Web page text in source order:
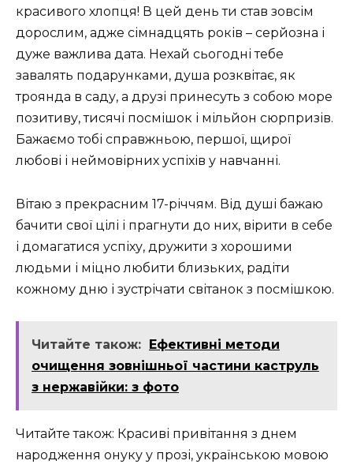
красивого хлопця! В цей день ти став зовсім
дорослим, адже сімнадцять років – серйозна і
дуже важлива дата. Нехай сьогодні тебе
завалять подарунками, душа розквітає, як
троянда в саду, а друзі принесуть з собою море
позитиву, тисячі посмішок і мільйон сюрпризів.
Бажаємо тобі справжньою, першої, щирої
любові і неймовірних успіхів у навчанні.
Вітаю з прекрасним 17-річчям. Від душі бажаю
бачити свої цілі і прагнути до них, вірити в себе
і домагатися успіху, дружити з хорошими
людьми і міцно любити близьких, радіти
кожному дню і зустрічати світанок з посмішкою.
Читайте також: Ефективні методи
очищення зовнішньої частини каструль
з нержавійки: з фото
Читайте також: Красиві привітання з днем
народження онуку у прозі, українською мовою